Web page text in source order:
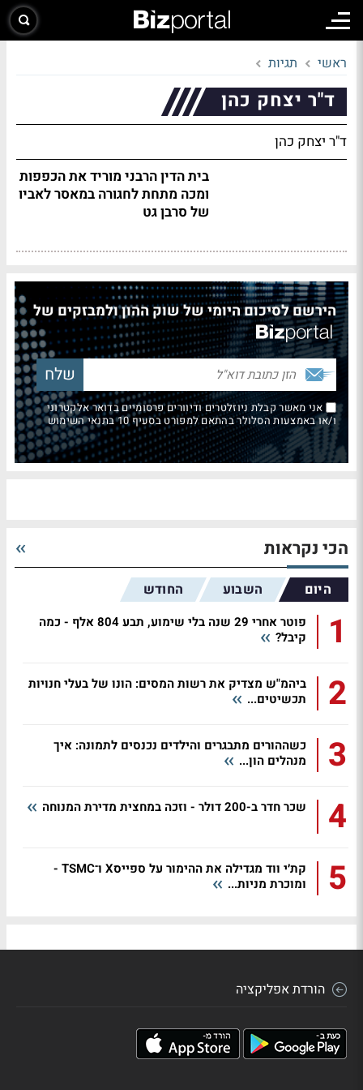
ראשי תגיות
ד"ר יצחק כהן
ד"ר יצחק כהן
בית הדין הרבני מוריד את הכפפות
ומכה מתחת לחגורה במאסר לאביו
של סרבן גט
הירשם לסיכום היומי של שוק ההון ולמבזקים של
אני מאשר קבלת ניוזלטרים ודיוורים פרסומיים בדואר אלקטרוני
ו/או באמצעות הסלולר בהתאם למפורט בסעיף 10 בתנאי השימוש
הכי נקראות
היום השבוע החודש
1
פוטר אחרי 29 שנה בלי שימוע, תבע 804 אלף - כמה
קיבל?
2
ביהמ"ש מצדיק את רשות המסים: הונו של בעלי חנויות
תכשיטים...
3
כשההורים מתבגרים והילדים נכנסים לתמונה: איך
מנהלים הון...
4 שכר חדר ב-200 דולר - וזכה במחצית מדירת המנוחה
5
קת׳י ווד מגדילה את ההימור על ספייסX ו־TSMC -
ומוכרת מניות...
הורדת אפליקציה